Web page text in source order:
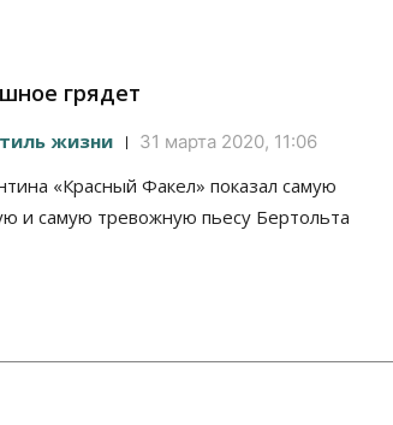
грядет
жизни 31 марта 2020, 11:06
«Красный Факел» показал самую
и самую тревожную пьесу Бертольта